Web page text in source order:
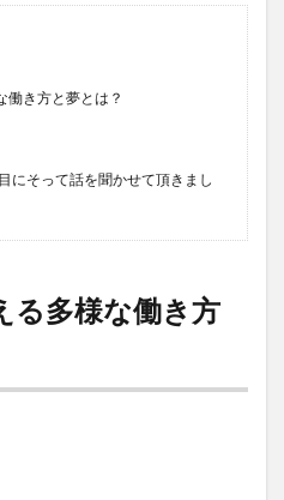
働き方と夢とは？
にそって話を聞かせて頂きまし
る多様な働き方